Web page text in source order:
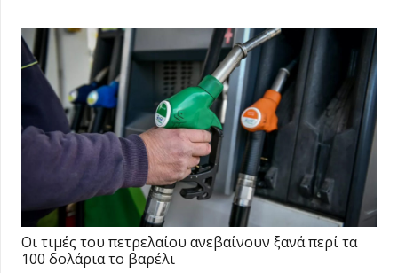
Οι τιμές του πετρελαίου ανεβαίνουν ξανά περί τα
100 δολάρια το βαρέλι